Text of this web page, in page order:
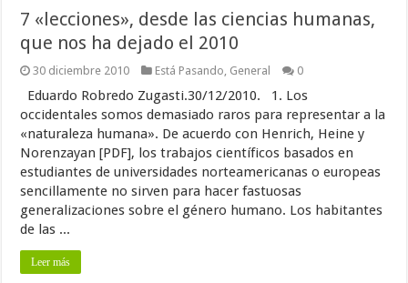
7 «lecciones», desde las ciencias humanas,
que nos ha dejado el 2010
30 diciembre 2010 Está Pasando, General 0
Eduardo Robredo Zugasti.30/12/2010. 1. Los
occidentales somos demasiado raros para representar a la
«naturaleza humana». De acuerdo con Henrich, Heine y
Norenzayan [PDF], los trabajos científicos basados en
estudiantes de universidades norteamericanas o europeas
sencillamente no sirven para hacer fastuosas
generalizaciones sobre el género humano. Los habitantes
de las ...
Leer más